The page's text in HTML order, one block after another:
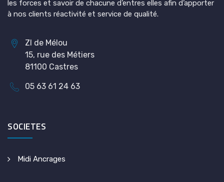
les forces et savoir de chacune d’entres elles afin d’apporter
à nos clients réactivité et service de qualité.
ZI de Mélou
15, rue des Métiers
81100 Castres
05 63 61 24 63
SOCIETES
Midi Ancrages